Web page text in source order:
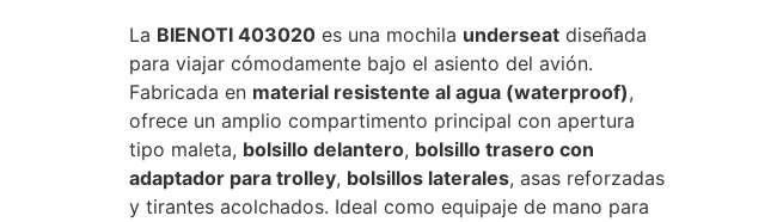
La BIENOTI 403020es una mochila underseatdiseñada
para viajar cómodamente bajo el asiento del avión.
Fabricada en material resistente al agua (waterproof),
ofrece un amplio compartimento principal con apertura
tipo maleta, bolsillo delantero, bolsillo trasero con
adaptador para trolley, bolsillos laterales, asas reforzadas
y tirantes acolchados. Ideal como equipaje de mano para